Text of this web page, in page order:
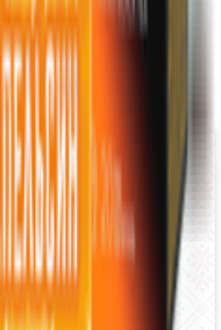
«Curtis» golden shine 20
«Каскад»
сода